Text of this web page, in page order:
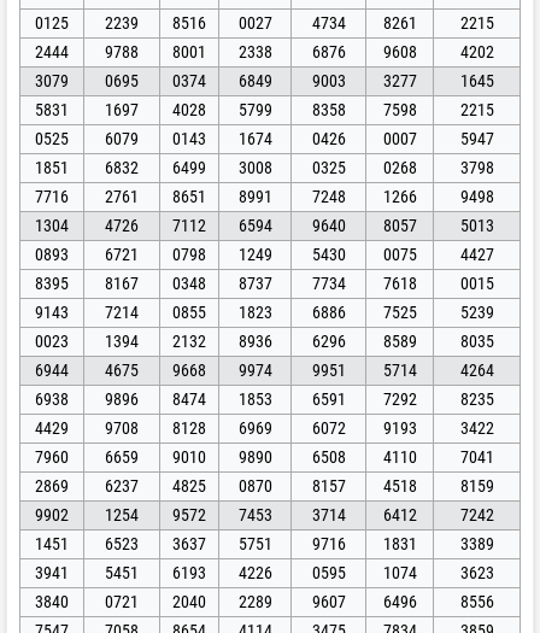
0125
2239 8516 0027 4734 8261
2215
2444
9788 8001 2338 6876 9608
4202
3079
0695 0374 6849 9003 3277
1645
5831
1697 4028 5799 8358 7598
2215
0525
6079 0143 1674 0426 0007
5947
1851
6832 6499 3008 0325 0268
3798
7716
2761 8651 8991 7248 1266
9498
1304
4726 7112 6594 9640 8057
5013
0893
6721 0798 1249 5430 0075
4427
8395
8167 0348 8737 7734 7618
0015
9143
7214 0855 1823 6886 7525
5239
0023
1394 2132 8936 6296 8589
8035
6944
4675 9668 9974 9951 5714
4264
6938
9896 8474 1853 6591 7292
8235
4429
9708 8128 6969 6072 9193
3422
7960
6659 9010 9890 6508 4110
7041
2869
6237 4825 0870 8157 4518
8159
9902
1254 9572 7453 3714 6412
7242
1451
6523 3637 5751 9716 1831
3389
3941
5451 6193 4226 0595 1074
3623
3840
0721 2040 2289 9607 6496
8556